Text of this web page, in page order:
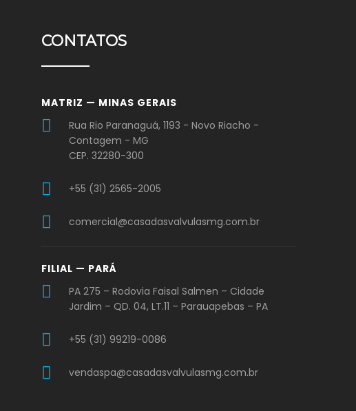
CONTATOS
MATRIZ — MINAS GERAIS
Rua Rio Paranaguá, 1193 - Novo Riacho -
Contagem - MG
CEP. 32280-300
+55 (31) 2565-2005
comercial@casadasvalvulasmg.com.br
FILIAL — PARÁ
PA 275 – Rodovia Faisal Salmen – Cidade
Jardim – QD. 04, LT.11 – Parauapebas – PA
+55 (31) 99219-0086
vendaspa@casadasvalvulasmg.com.br